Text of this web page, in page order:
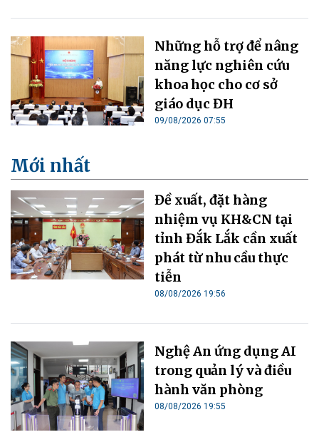
Những hỗ trợ để nâng
năng lực nghiên cứu
khoa học cho cơ sở
giáo dục ĐH
09/08/2026 07:55
Mới nhất
Đề xuất, đặt hàng
nhiệm vụ KH&CN tại
tỉnh Đắk Lắk cần xuất
phát từ nhu cầu thực
tiễn
08/08/2026 19:56
Nghệ An ứng dụng AI
trong quản lý và điều
hành văn phòng
08/08/2026 19:55